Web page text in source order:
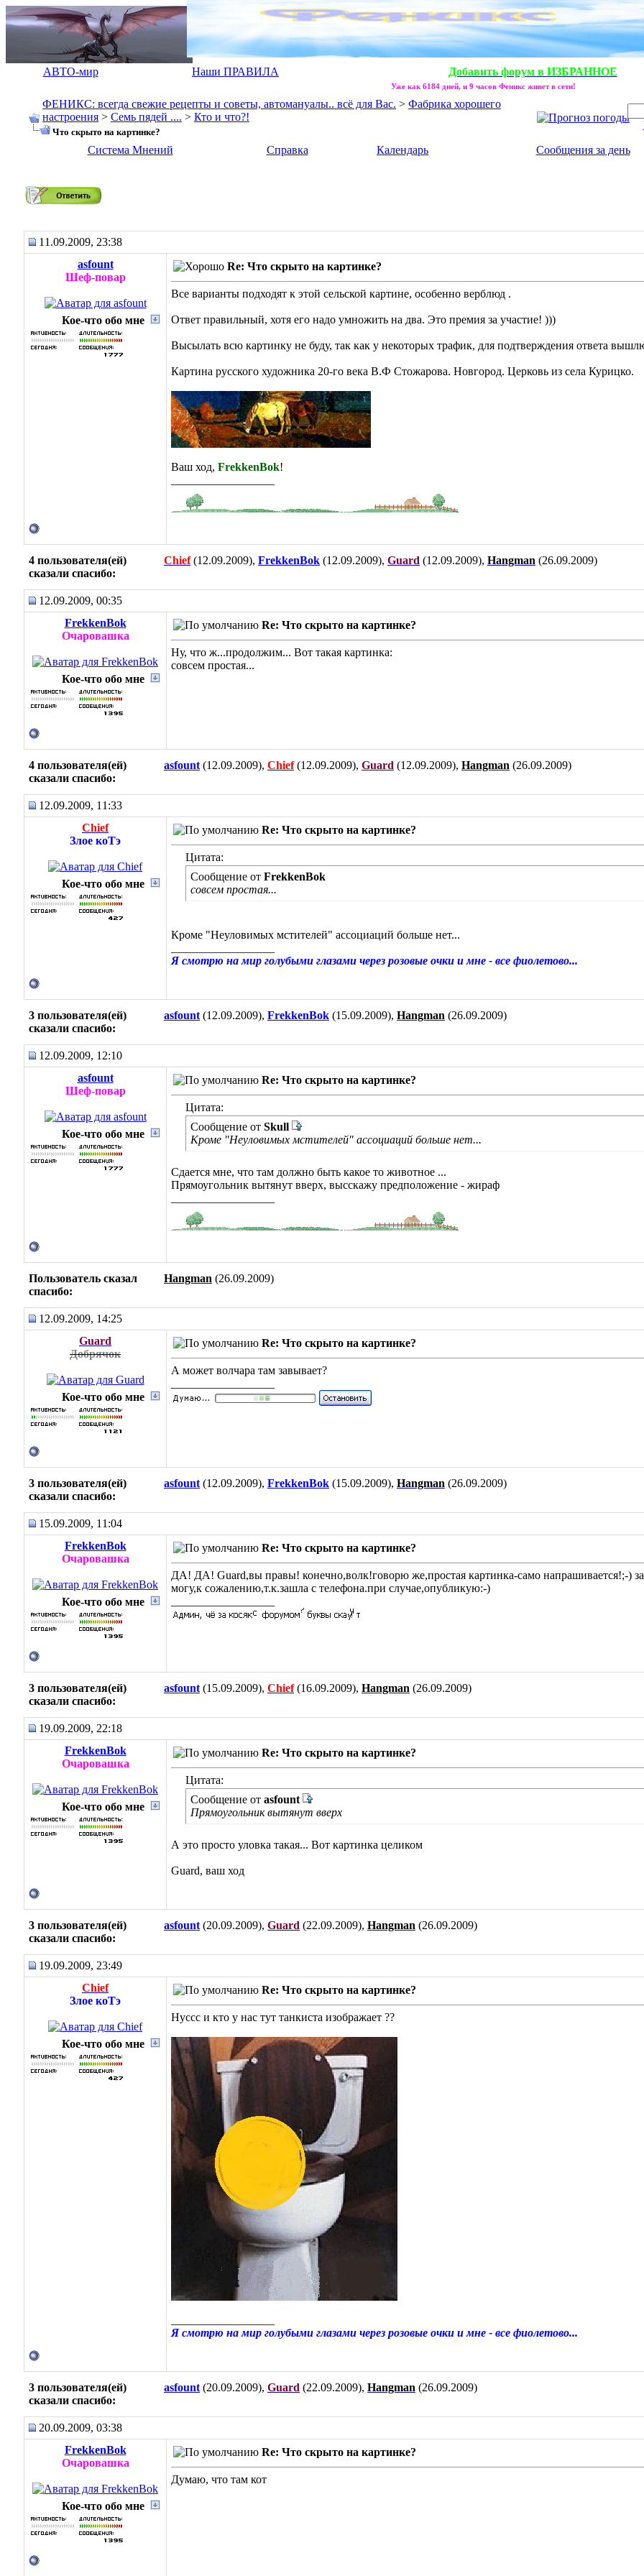
АВТО-мир Наши ПРАВИЛА Добавить форум в ИЗБРАННОЕ
Уже как 6184 дней, и 9 часов Феникс живет в сети!
ФЕНИКС: всегда свежие рецепты и советы, автомануалы.. всё для Вас. > Фабрика хорошего
настроения > Семь пядей .... > Кто и что?!
Что скрыто на картинке?
Система Мнений Справка Календарь Сообщения за день
11.09.2009, 23:38
asfount
Шеф-повар
Кое-что обо мне
Re: Что скрыто на картинке?
Все варианты подходят к этой сельской картине, особенно верблюд .
Ответ правильный, хотя его надо умножить на два. Это премия за участие! )))
Высылать всю картинку не буду, так как у некоторых трафик, для подтверждения ответа
Картина русского художника 20-го века В.Ф Стожарова. Новгород. Церковь из села Курицко.
Ваш ход, FrekkenBok!
4 пользователя(ей)
сказали cпасибо:
Chief(12.09.2009), FrekkenBok (12.09.2009), Guard (12.09.2009), Hangman (26.09.2009)
12.09.2009, 00:35
FrekkenBok
Очаровашка
Кое-что обо мне
Re: Что скрыто на картинке?
Ну, что ж...продолжим... Вот такая картинка:
совсем простая...
4 пользователя(ей)
сказали cпасибо:
asfount (12.09.2009), Chief(12.09.2009), Guard (12.09.2009), Hangman (26.09.2009)
12.09.2009, 11:33
Chief
Злое коТэ
Кое-что обо мне
Re: Что скрыто на картинке?
Цитата:
Сообщение от FrekkenBok
совсем простая...
Кроме "Неуловимых мстителей" ассоциаций больше нет...
Я смотрю на мир голубыми глазами через розовые очки и мне - все фиолетово...
3 пользователя(ей)
сказали cпасибо:
asfount (12.09.2009), FrekkenBok (15.09.2009), Hangman (26.09.2009)
12.09.2009, 12:10
asfount
Шеф-повар
Кое-что обо мне
Re: Что скрыто на картинке?
Цитата:
Сообщение от Skull
Кроме "Неуловимых мстителей" ассоциаций больше нет...
Сдается мне, что там должно быть какое то животное ...
Прямоугольник вытянут вверх, высскажу предположение - жираф
Пользователь сказал
cпасибо:
Hangman (26.09.2009)
12.09.2009, 14:25
Guard
Добрячок
Кое-что обо мне
Re: Что скрыто на картинке?
А может волчара там завывает?
3 пользователя(ей)
сказали cпасибо:
asfount (12.09.2009), FrekkenBok (15.09.2009), Hangman (26.09.2009)
15.09.2009, 11:04
FrekkenBok
Очаровашка
Кое-что обо мне
Re: Что скрыто на картинке?
ДА! ДА! Guard,вы правы! конечно,волк!говорю же,простая картинка-само напрашивается!;-)
могу,к сожалению,т.к.зашла с телефона.при случае,опубликую:-)
3 пользователя(ей)
сказали cпасибо:
asfount (15.09.2009), Chief(16.09.2009), Hangman (26.09.2009)
19.09.2009, 22:18
FrekkenBok
Очаровашка
Кое-что обо мне
Re: Что скрыто на картинке?
Цитата:
Сообщение от asfount
Прямоугольник вытянут вверх
А это просто уловка такая... Вот картинка целиком
Guard, ваш ход
3 пользователя(ей)
сказали cпасибо:
asfount (20.09.2009), Guard (22.09.2009), Hangman (26.09.2009)
19.09.2009, 23:49
Chief
Злое коТэ
Кое-что обо мне
Re: Что скрыто на картинке?
Нуссс и кто у нас тут танкиста изображает ??
Я смотрю на мир голубыми глазами через розовые очки и мне - все фиолетово...
3 пользователя(ей)
сказали cпасибо:
asfount (20.09.2009), Guard (22.09.2009), Hangman (26.09.2009)
20.09.2009, 03:38
FrekkenBok
Очаровашка
Кое-что обо мне
Re: Что скрыто на картинке?
Думаю, что там кот